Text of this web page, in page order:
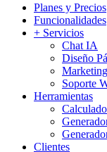
Planes y Precios
Funcionalidades
+ Servicios
Chat IA
Diseño
Soporte
Herramientas
Clientes